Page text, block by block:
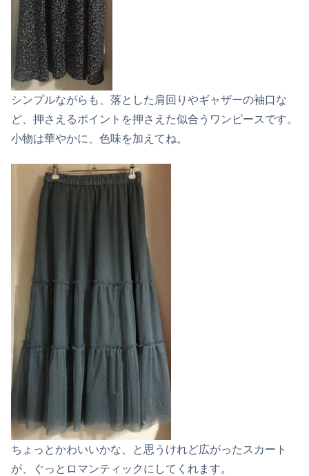
シンプルながらも、落とした肩回りやギャザーの袖口な
ど、押さえるポイントを押さえた似合うワンピースです。
小物は華やかに、色味を加えてね。
ちょっとかわいいかな、と思うけれど広がったスカート
が、ぐっとロマンティックにしてくれます。